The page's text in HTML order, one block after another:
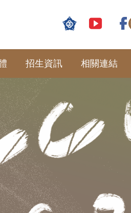
招生資訊 相關連結